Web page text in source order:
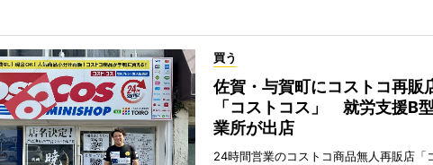
買う
佐賀・与賀町にコストコ再販
「コストコス」 就労支援B
業所が出店
24時間営業のコストコ商品無人再販店「